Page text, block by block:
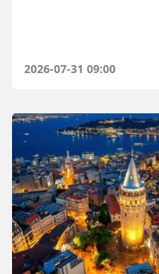
2026-07-31 09:00